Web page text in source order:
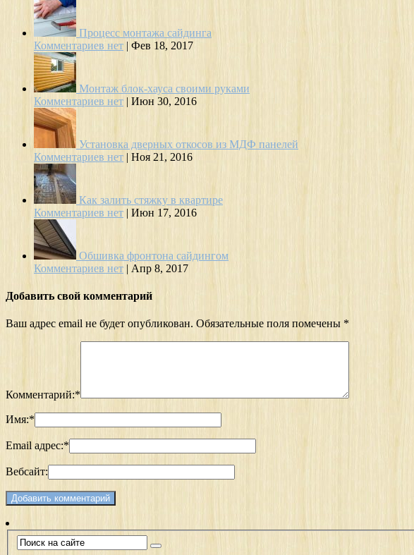
Процесс монтажа сайдинга
Комментариев нет | Фев 18, 2017
Монтаж блок-хауса своими руками
Комментариев нет | Июн 30, 2016
Установка дверных откосов из МДФ панелей
Комментариев нет | Ноя 21, 2016
Как залить стяжку в квартире
Комментариев нет | Июн 17, 2016
Обшивка фронтона сайдингом
Комментариев нет | Апр 8, 2017
Добавить свой комментарий
Ваш адрес email не будет опубликован. Обязательные поля помечены *
Комментарий:*
Имя:*
Email адрес:*
Вебсайт: